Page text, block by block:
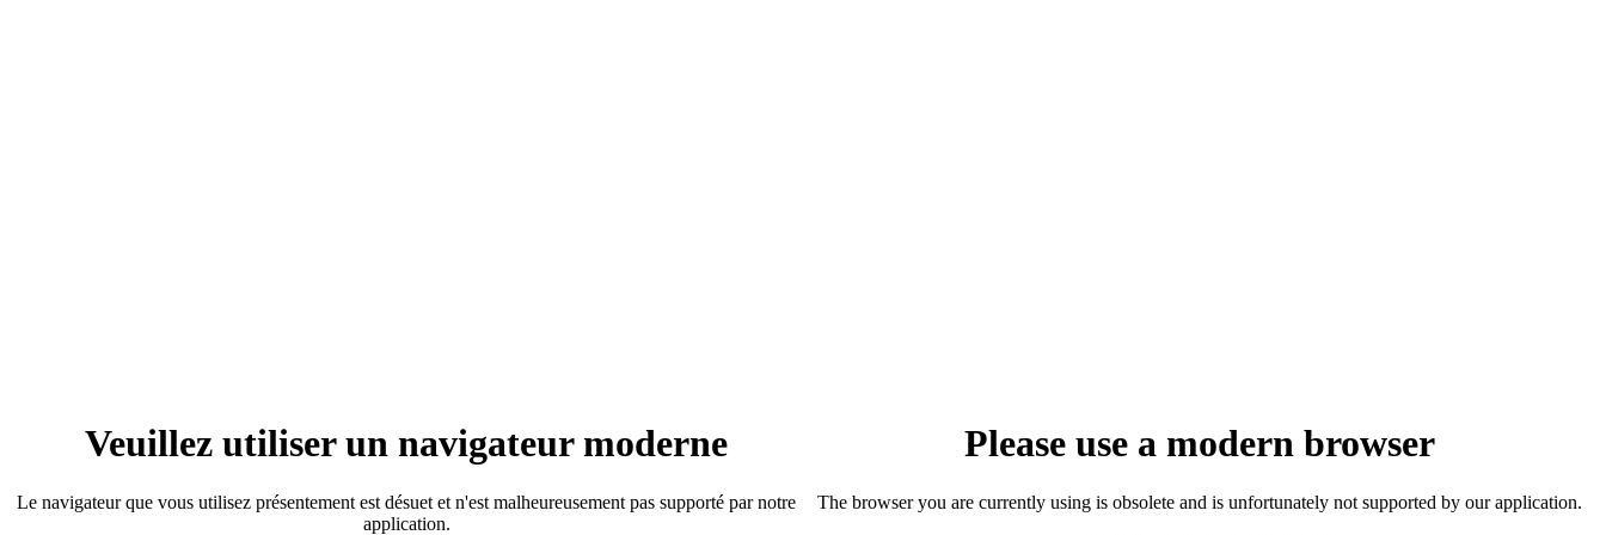
Veuillez utiliser un navigateur moderne
Le navigateur que vous utilisez présentement est désuet et n'est malheureusement pas supporté par notre
application.
Please use a modern browser
The browser you are currently using is obsolete and is unfortunately not supported by our application.